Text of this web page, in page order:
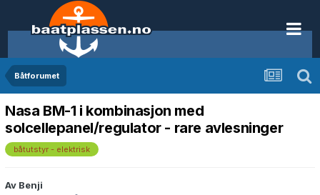
Båtforumet
Nasa BM-1 i kombinasjon med
solcellepanel/regulator - rare avlesninger
båtutstyr - elektrisk
Av Benji